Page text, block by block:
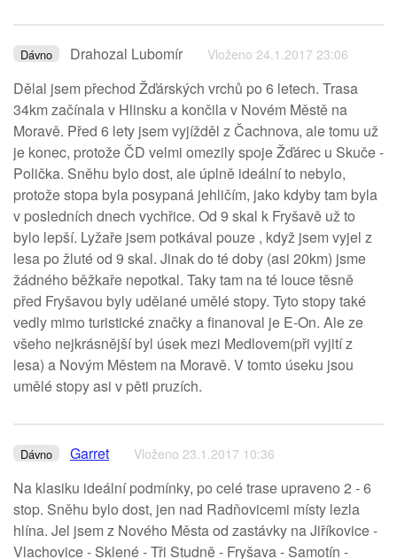
Dávno Drahozal Lubomír Vloženo 24.1.2017 23:06
Dělal jsem přechod Žďárských vrchů po 6 letech. Trasa
34km začínala v Hlinsku a končila v Novém Městě na
Moravě. Před 6 lety jsem vyjížděl z Čachnova, ale tomu už
je konec, protože ČD velmi omezily spoje Žďárec u Skuče -
Polička. Sněhu bylo dost, ale úplně ideální to nebylo,
protože stopa byla posypaná jehličím, jako kdyby tam byla
v posledních dnech vychřice. Od 9 skal k Fryšavě už to
bylo lepší. Lyžaře jsem potkával pouze , když jsem vyjel z
lesa po žluté od 9 skal. Jinak do té doby (asi 20km) jsme
žádného běžkaře nepotkal. Taky tam na té louce těsně
před Fryšavou byly udělané umělé stopy. Tyto stopy také
vedly mimo turistické značky a finanoval je E-On. Ale ze
všeho nejkrásnější byl úsek mezi Medlovem(při vyjití z
lesa) a Novým Městem na Moravě. V tomto úseku jsou
umělé stopy asi v pěti pruzích.
Dávno Garret Vloženo 23.1.2017 10:36
Na klasiku ideální podmínky, po celé trase upraveno 2 - 6
stop. Sněhu bylo dost, jen nad Radňovicemi místy lezla
hlína. Jel jsem z Nového Města od zastávky na Jiříkovice -
Vlachovice - Sklené - Tři Studně - Fryšava - Samotín -